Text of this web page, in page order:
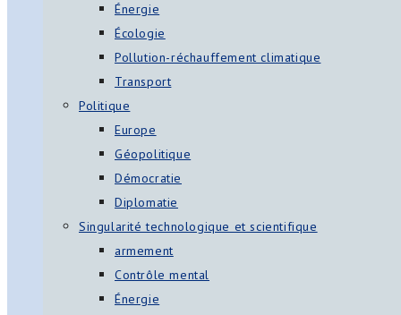
Énergie
Écologie
Pollution-réchauffement climatique
Transport
Politique
Europe
Géopolitique
Démocratie
Diplomatie
Singularité technologique et scientifique
armement
Contrôle mental
Énergie